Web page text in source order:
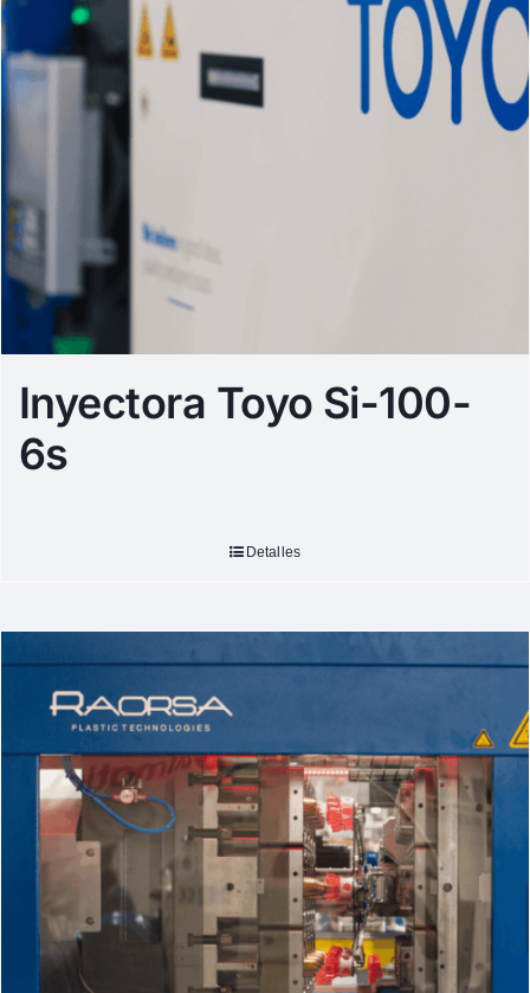
Inyectora Toyo Si-100-
6s
Detalles